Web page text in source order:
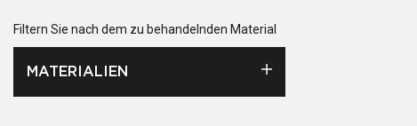
Filtern Sie nach dem zu behandelnden Material
MATERIALIEN